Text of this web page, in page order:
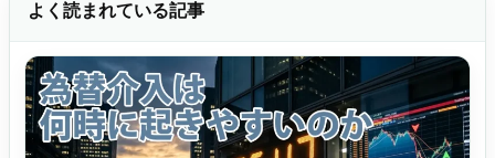
よく読まれている記事